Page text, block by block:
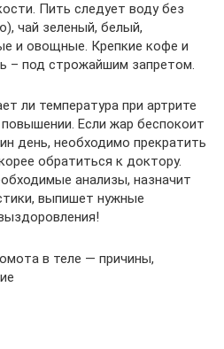
Пить следует воду без
чай зеленый, белый,
и овощные. Крепкие кофе и
– под строжайшим запретом.
ли температура при артрите
Если жар беспокоит
день, необходимо прекратить
обратиться к доктору.
анализы, назначит
выпишет нужные
в теле — причины,